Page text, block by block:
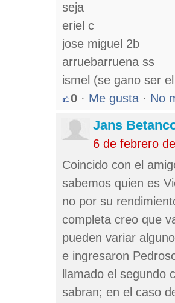
seja
eriel c
jose miguel 2b
arruebarruena ss
ismel (se gano ser
0 · Me gusta · No
Jans
6 de febrero
Coincido con el
sabemos quien es
no por su
completa creo que
pueden variar
e ingresaron
llamado el
sabran; en el caso